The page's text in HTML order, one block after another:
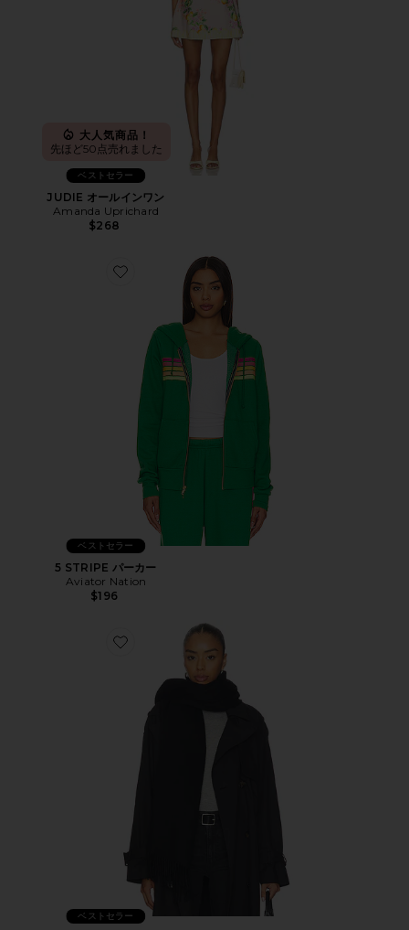
大人気商品！
先ほど50点売れました
ベストセラー
JUDIE オールインワン
Amanda Uprichard
$268
Favorite 5 STRIPE パーカー
ベストセラー
5 STRIPE パーカー
Aviator Nation
$196
Favorite AUGUSTINA スカーフ
ベストセラー